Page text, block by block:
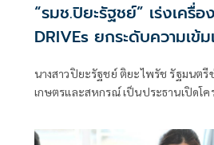
“รมช.ปิยะรัฐชย์” เร่งเครื่อ
DRIVEs ยกระดับความเ
เพิ่มมูลค่าสินค้าเกษตรให้
นางสาวปิยะรัฐชย์ ติยะไพรัช รัฐมนตรี
เกษตรและสหกรณ์ เป็นประธานเปิดโค
เข้มแข็งของสหกรณ์และกลุ่มเกษตรกร